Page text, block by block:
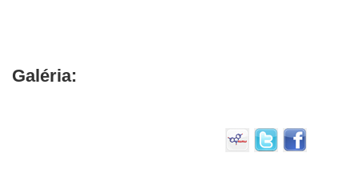
Galéria: